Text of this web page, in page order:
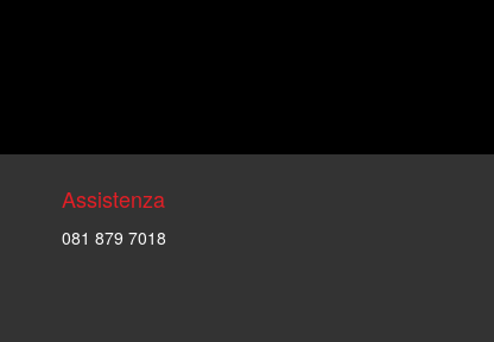
Assistenza
081 879 7018